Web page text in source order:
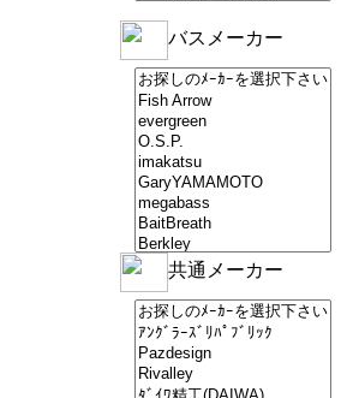
バスメーカー
共通メーカー